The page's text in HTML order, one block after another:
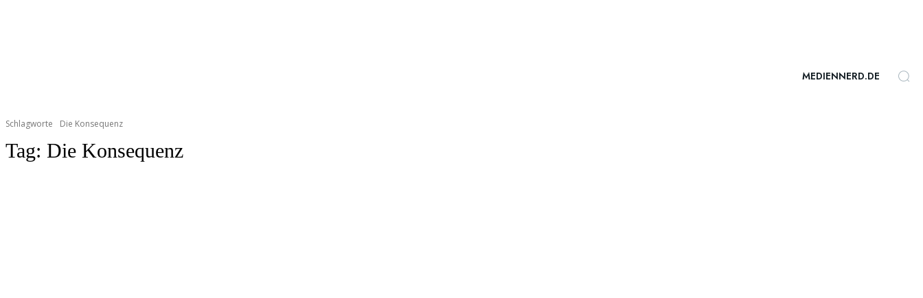
MEDIENNERD.DE
Schlagworte Die Konsequenz
Tag: Die Konsequenz